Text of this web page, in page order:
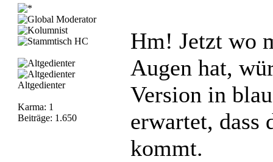
Altgedienter
Karma: 1
Beiträge: 1.650
Hm! Jetzt wo
Augen hat,
Version in
erwartet, dass
kommt.